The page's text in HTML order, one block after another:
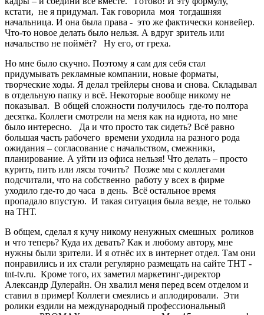
кстати, не я придумал. Так говорила моя тогдашняя
начальница. И она была права - это же фактически конвейер.
Что-то новое делать было нельзя. А вдруг зритель или
начальство не поймёт? Ну его, от греха.
Но мне было скучно. Поэтому я сам для себя стал
придумывать рекламные компании, новые форматы,
творческие ходы. Я делал трейлеры снова и снова. Складывал
в отдельную папку и всё. Некоторые вообще никому не
показывал. В общей сложности получилось где-то полтора
десятка. Коллеги смотрели на меня как на идиота, но мне
было интересно. Да и что просто так сидеть? Всё равно
большая часть рабочего времени уходила на разного рода
ожидания – согласование с начальством, смежники,
планирование. А уйти из офиса нельзя! Что делать – просто
курить, пить или лясы точить? Позже мы с коллегами
подсчитали, что на собственно работу у всех в фирме
уходило где-то до часа в день. Всё остальное время
пропадало впустую. И такая ситуация была везде, не только
на ТНТ.
В общем, сделал я кучу никому ненужных смешных роликов
и что теперь? Куда их девать? Как и любому автору, мне
нужны были зрители. И я отнёс их в интернет отдел. Там они
понравились и их стали регулярно размещать на сайте ТНТ -
tnt-tv.ru. Кроме того, их заметил маркетинг-директор
Александр Дулерайн. Он хвалил меня перед всем отделом и
ставил в пример! Коллеги смеялись и аплодировали. Эти
ролики ездили на международный профессиональный